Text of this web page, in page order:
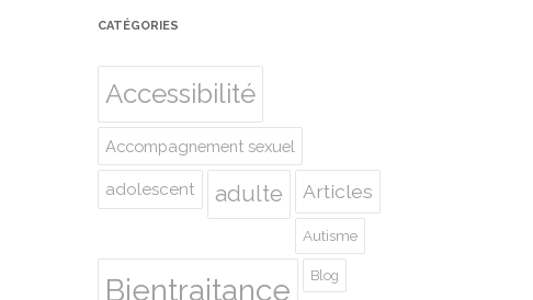
CATÉGORIES
Accessibilité
Accompagnement sexuel
adolescent adulte Articles
Autisme
Bientraitance Blog